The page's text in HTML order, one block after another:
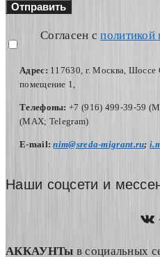
Согласен сполитикой
Адрес: 117630, г. Москва, Шоссе
помещение 1,
Телефоны: +7 (916) 499-39-59
(MAX; Telegram)
Е-mail:nim@sreda-migrant.ru;
Наши соцсети и
АККАУНТы в социальных